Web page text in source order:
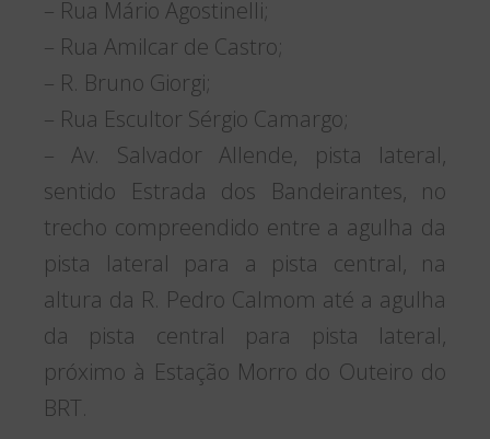
– Rua Mário Agostinelli;
– Rua Amilcar de Castro;
– R. Bruno Giorgi;
– Rua Escultor Sérgio Camargo;
– Av. Salvador Allende, pista lateral,
sentido Estrada dos Bandeirantes, no
trecho compreendido entre a agulha da
pista lateral para a pista central, na
altura da R. Pedro Calmom até a agulha
da pista central para pista lateral,
próximo à Estação Morro do Outeiro do
BRT.